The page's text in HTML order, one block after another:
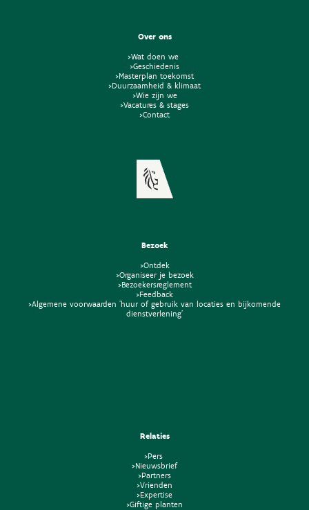
Over ons
>Wat doen we
>Geschiedenis
>Masterplan toekomst
>Duurzaamheid & klimaat
>Wie zijn we
>Vacatures & stages
>Contact
Bezoek
>Ontdek
>Organiseer je bezoek
>Bezoekersreglement
>Feedback
>Algemene voorwaarden 'huur of gebruik van locaties en bijkomende
dienstverlening'
Relaties
>Pers
>Nieuwsbrief
>Partners
>Vrienden
>Expertise
>Giftige planten